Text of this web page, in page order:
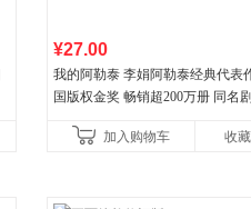
¥27.00
我的阿勒泰 李娟阿勒泰经典代表
国版权金奖 畅销超200万册 同名
加入购物车
收藏